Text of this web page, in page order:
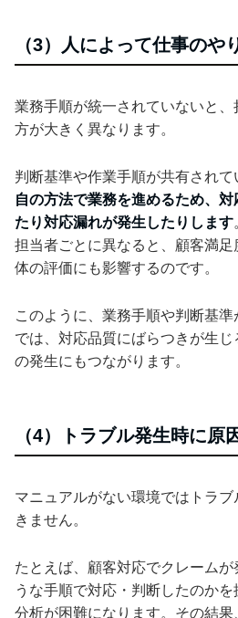
（3）人によって仕事のや
業務手順が統一されていないと、
方が大きく異なります。
判断基準や作業手順が共有されて
自の方法で業務を進めるため、
たり対応漏れが発生したりします
担当者ごとに異なると、顧客満
体の評価にも影響するのです。
このように、業務手順や判断基
では、対応品質にばらつきが生
の発生にもつながります。
（4）トラブル発生時に原
マニュアルがない環境ではトラ
きません。
たとえば、顧客対応でクレーム
うな手順で対応・判断したのか
分析が困難になります。その結